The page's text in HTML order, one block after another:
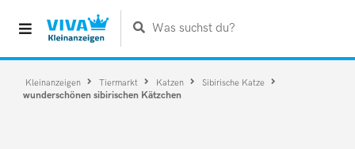
Was suchst du?
Kleinanzeigen Tiermarkt Katzen Sibirische Katze
wunderschönen sibirischen Kätzchen